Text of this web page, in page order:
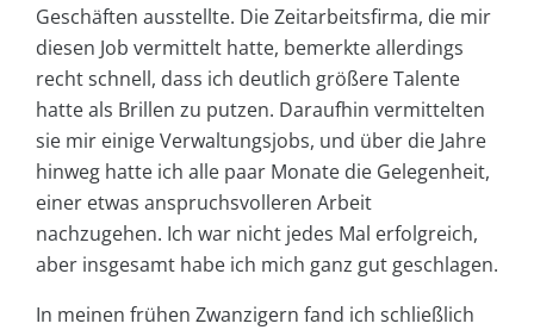
Geschäften ausstellte. Die Zeitarbeitsfirma, die mir
diesen Job vermittelt hatte, bemerkte allerdings
recht schnell, dass ich deutlich größere Talente
hatte als Brillen zu putzen. Daraufhin vermittelten
sie mir einige Verwaltungsjobs, und über die Jahre
hinweg hatte ich alle paar Monate die Gelegenheit,
einer etwas anspruchsvolleren Arbeit
nachzugehen. Ich war nicht jedes Mal erfolgreich,
aber insgesamt habe ich mich ganz gut geschlagen.
In meinen frühen Zwanzigern fand ich schließlich